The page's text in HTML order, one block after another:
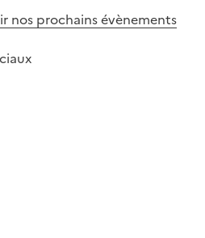
nos prochains évènements